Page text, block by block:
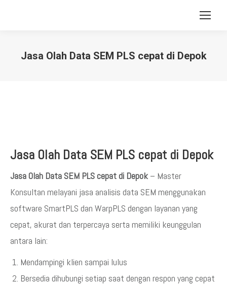
Jasa Olah Data SEM PLS cepat di Depok
Jasa Olah Data SEM PLS cepat di Depok
Jasa Olah Data SEM PLS cepat di Depok – Master
Konsultan melayani jasa analisis data SEM menggunakan
software SmartPLS dan WarpPLS dengan layanan yang
cepat, akurat dan terpercaya serta memiliki keunggulan
antara lain:
Mendampingi klien sampai lulus
Bersedia dihubungi setiap saat dengan respon yang cepat